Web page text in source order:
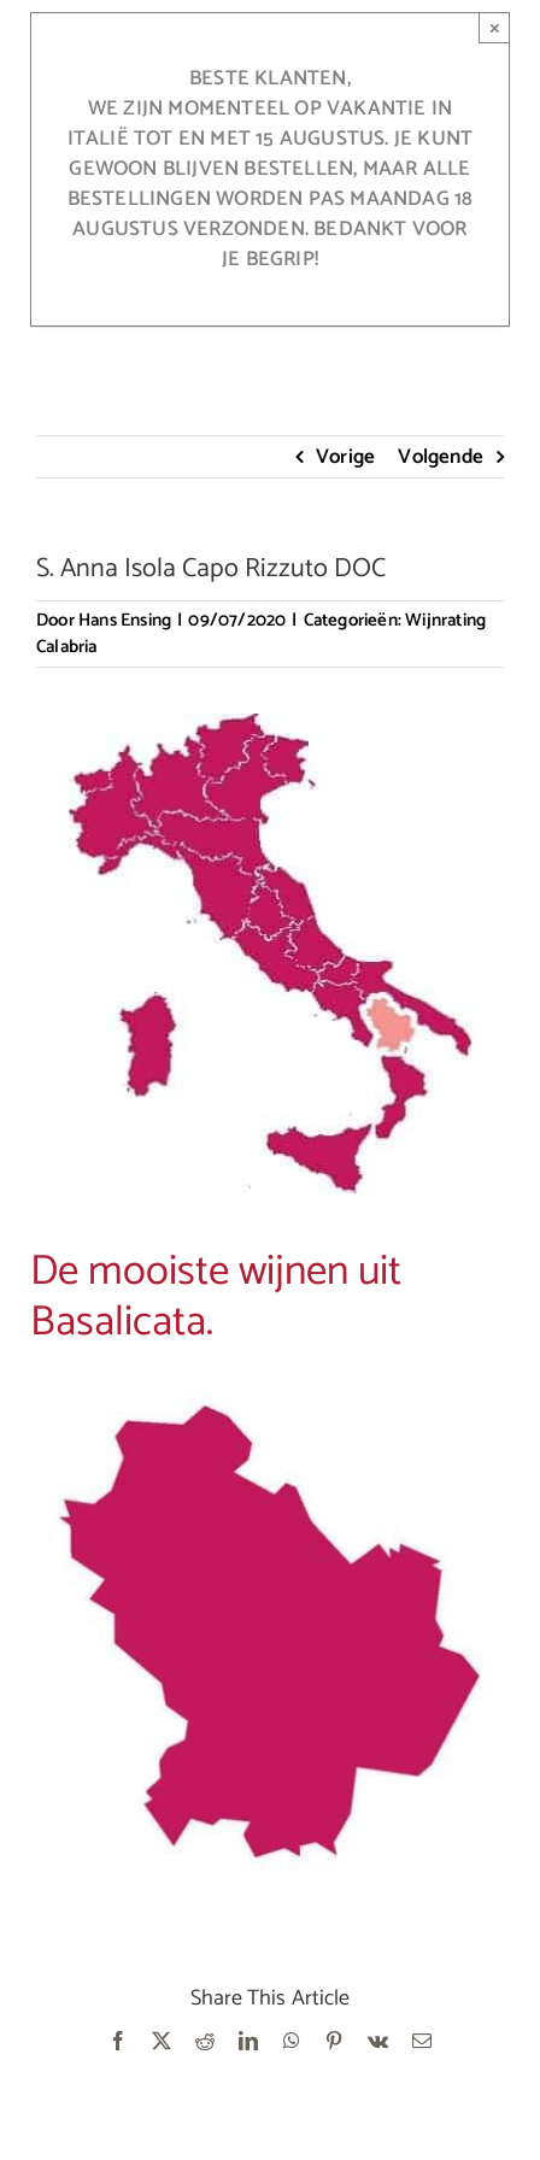
BESTE KLANTEN,
WE ZIJN MOMENTEEL OP VAKANTIE IN
ITALIË TOT EN MET 15 AUGUSTUS. JE KUNT
GEWOON BLIJVEN BESTELLEN, MAAR ALLE
BESTELLINGEN WORDEN PAS MAANDAG 18
AUGUSTUS VERZONDEN. BEDANKT VOOR
JE BEGRIP!
×
Vorige Volgende
S. Anna Isola Capo Rizzuto DOC
DoorHans Ensing | 09/07/2020 | Categorieën:Wijnrating
Calabria
De mooiste wijnen uit
Basalicata.
Share This Article
Facebook RedditLinkedInWhatsApp
Pinterest
Vk
E-